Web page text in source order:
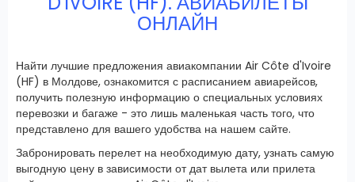
ОНЛАЙН
Найти лучшие предложения авиакомпании Air Côte d'Ivoire
(HF) в Молдове, ознакомится с расписанием авиарейсов,
получить полезную информацию о специальных условиях
перевозки и багаже - это лишь маленькая часть того, что
представлено для вашего удобства на нашем сайте.
Забронировать перелет на необходимую дату, узнать самую
выгодную цену в зависимости от дат вылета или прилета